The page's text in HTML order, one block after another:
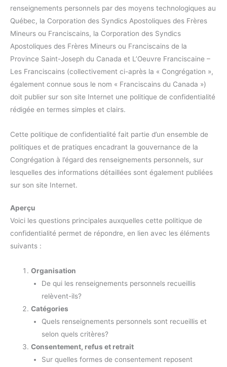
renseignements personnels par des moyens technologiques au
Québec, la Corporation des Syndics Apostoliques des Frères
Mineurs ou Franciscains, la Corporation des Syndics
Apostoliques des Frères Mineurs ou Franciscains de la
Province Saint-Joseph du Canada et L’Oeuvre Franciscaine –
Les Franciscains (collectivement ci-après la « Congrégation »,
également connue sous le nom « Franciscains du Canada »)
doit publier sur son site Internet une politique de confidentialité
rédigée en termes simples et clairs.
Cette politique de confidentialité fait partie d’un ensemble de
politiques et de pratiques encadrant la gouvernance de la
Congrégation à l’égard des renseignements personnels, sur
lesquelles des informations détaillées sont également publiées
sur son site Internet.
Aperçu
Voici les questions principales auxquelles cette politique de
confidentialité permet de répondre, en lien avec les éléments
suivants :
Organisation
De qui les renseignements personnels recueillis
relèvent-ils?
Catégories
Quels renseignements personnels sont recueillis et
selon quels critères?
Consentement, refus et retrait
Sur quelles formes de consentement reposent